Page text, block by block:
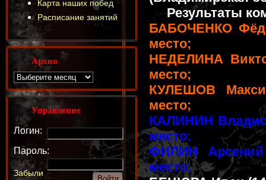
Результаты
БАБОЧЕНКО
место;
НЕДЕЛИНА
место;
КУЛЕШОВ
место;
КАЛИНИН
место;
ФИЛИН
место;
Карта наших побед
Расписание занятий
Архив
Управление
Логин:
Пароль:
Забыли